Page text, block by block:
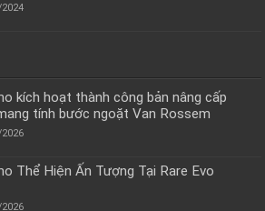
kích hoạt thành công bản nâng cấp
tính bước ngoặt Van Rossem
Thể Hiện Ấn Tượng Tại Rare Evo